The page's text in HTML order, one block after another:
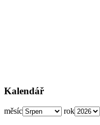
Kalendář
měsíc rok